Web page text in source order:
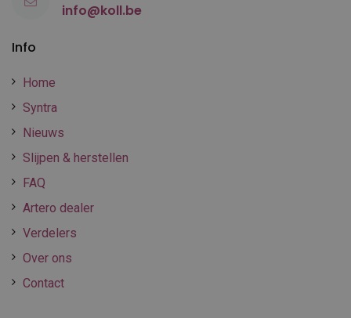
Info
Home
Syntra
Nieuws
Slijpen & herstellen
FAQ
Artero dealer
Verdelers
Over ons
Contact
info@koll.be